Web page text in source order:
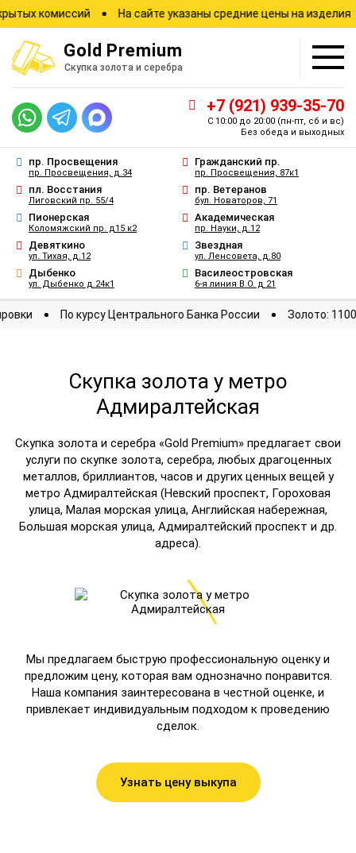
комиссий На сайте указаны средние цены на изделия
Gold Premium
Скупка золота и серебра
пр. Просвещения
пр. Просвещения, д.34
Гражданский пр.
пр. Просвещения, 87к1
пл. Восстания
Лиговский пр. 55/4
пр. Ветеранов
бул. Новаторов, 71
Пионерская
Коломяжский пр. д15 к2
Академическая
пр. Науки, д.12
Девяткино
ул. Тихая, д.12
Звездная
ул. Ленсовета, д.80
Дыбенко
ул. Дыбенко д.24к1
Василеостровская
6-я линия В.О. д 21
+7 (921) 939-35-70
С 10:00 до 20:00 (пн-пт, сб и вс)
Без обеда и выходных
котировки По курсу Центрального Банка России
Скупка золота у метро
Адмиралтейская
Скупка золота и серебра «Gold Premium» предлагает свои
услуги по скупке золота, серебра, любых драгоценных
металлов, бриллиантов, часов и других ценных вещей у
метро Адмиралтейская (Невский проспект, Гороховая
улица, Малая морская улица, Английская набережная,
Большая морская улица, Адмиралтейский проспект и др.
адреса).
Мы предлагаем быструю профессиональную оценку и
предложим цену, которая вам однозначно понравится.
Наша компания заинтересована в честной оценке, и
привлекает индивидуальным подходом к проведению
сделок.
Узнать цену выкупа